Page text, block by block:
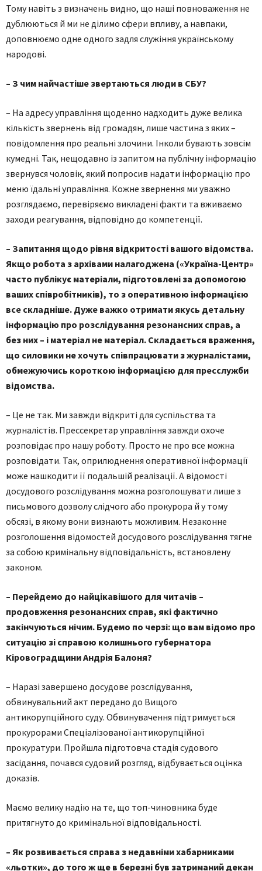
Тому навіть з визначень видно, що наші повноваження не
дублюються й ми не ділимо сфери впливу, а навпаки,
доповнюємо одне одного задля служіння українському
народові.
– З чим найчастіше звертаються люди в СБУ?
– На адресу управління щоденно надходить дуже велика
кількість звернень від громадян, лише частина з яких –
повідомлення про реальні злочини. Інколи бувають зовсім
кумедні. Так, нещодавно із запитом на публічну інформацію
звернувся чоловік, який попросив надати інформацію про
меню їдальні управління. Кожне звернення ми уважно
розглядаємо, перевіряємо викладені факти та вживаємо
заходи реагування, відповідно до компетенції.
– Запитання щодо рівня відкритості вашого відомства.
Якщо робота з архівами налагоджена («Україна-Центр»
часто публікує матеріали, підготовлені за допомогою
ваших співробітників), то з оперативною інформацією
все складніше. Дуже важко отримати якусь детальну
інформацію про розслідування резонансних справ, а
без них – і матеріал не матеріал. Складається враження,
що силовики не хочуть співпрацювати з журналістами,
обмежуючись короткою інформацією для пресслужби
відомства.
– Це не так. Ми завжди відкриті для суспільства та
журналістів. Прес­секретар управління завжди охоче
розповідає про нашу роботу. Просто не про все можна
розповідати. Так, оприлюднення оперативної інформації
може нашкодити її подальшій реалізації. А відомості
досудового розслідування можна розголошувати лише з
письмового дозволу слідчого або прокурора й у тому
обсязі, в якому вони визнають можливим. Незаконне
розголошення відомостей досудового розслідування тягне
за собою кримінальну відповідальність, встановлену
законом.
– Перейдемо до найцікавішого для читачів –
продовження резонансних справ, які фактично
закінчуються нічим. Будемо по черзі: що вам відомо про
ситуацію зі справою колишнього губернатора
Кіровоградщини Андрія Балоня?
– Наразі завершено досудове розслідування,
обвинувальний акт передано до Вищого
антикорупційного суду. Обвинувачення підтримується
прокурорами Спеціалізованої антикорупційної
прокуратури. Пройшла підготовча стадія судового
засідання, почався судовий розгляд, відбувається оцінка
доказів.
Маємо велику надію на те, що топ-чиновника буде
притягнуто до кримінальної відповідальності.
– Як розвивається справа з недавніми хабарниками
«льотки», до того ж ще в березні був затриманий декан